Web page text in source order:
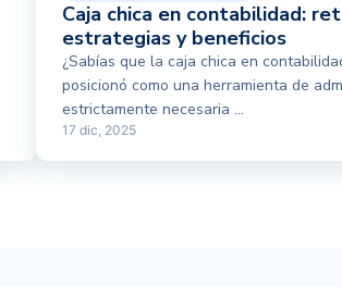
Caja chica en contabilidad:
estrategias y beneficios
¿Sabías que la caja chica en
posicionó como una herramienta de
estrictamente necesaria ...
17 dic, 2025